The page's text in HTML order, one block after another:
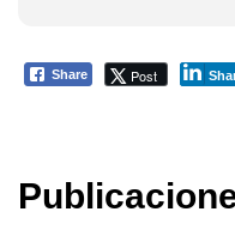
Share Post